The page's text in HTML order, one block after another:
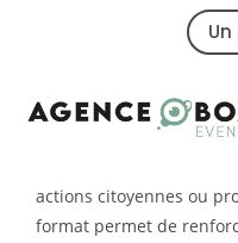
Organisation
Offrez à votre équipe
combinant engagement,
actions citoyennes ou
format permet de